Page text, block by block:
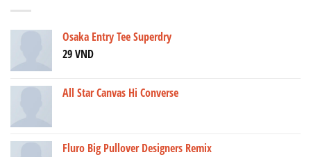
Osaka Entry Tee Superdry
29VND
All Star Canvas Hi Converse
Fluro Big Pullover Designers Remix